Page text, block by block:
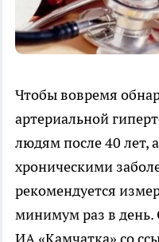
Чтобы вовремя
артериальной
людям после 40 лет,
хроническими
рекомендуется
минимум раз в день.
ИА «Камчатка» со